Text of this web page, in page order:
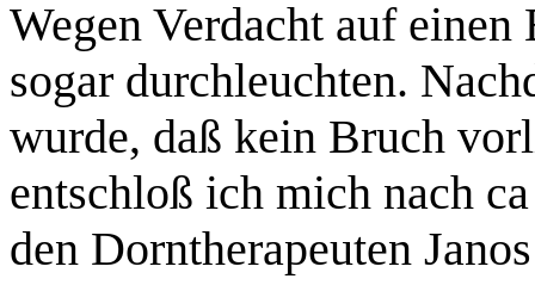
Wegen Verdacht auf
sogar durchleuchten.
wurde, daß kein Bruch
entschloß ich mich nach
den Dorntherapeuten